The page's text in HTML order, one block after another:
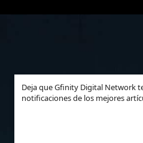
Deja que Gfinity Digital Network
notificaciones de los mejores